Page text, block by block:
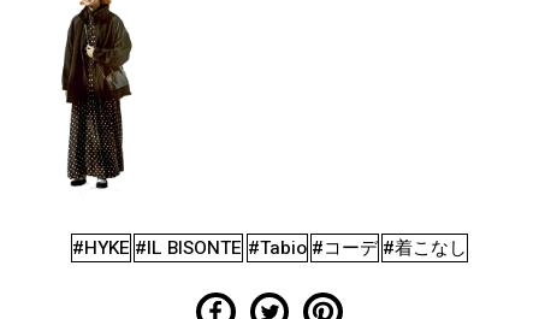
#HYKE #IL BISONTE #Tabio #コーデ #着こなし